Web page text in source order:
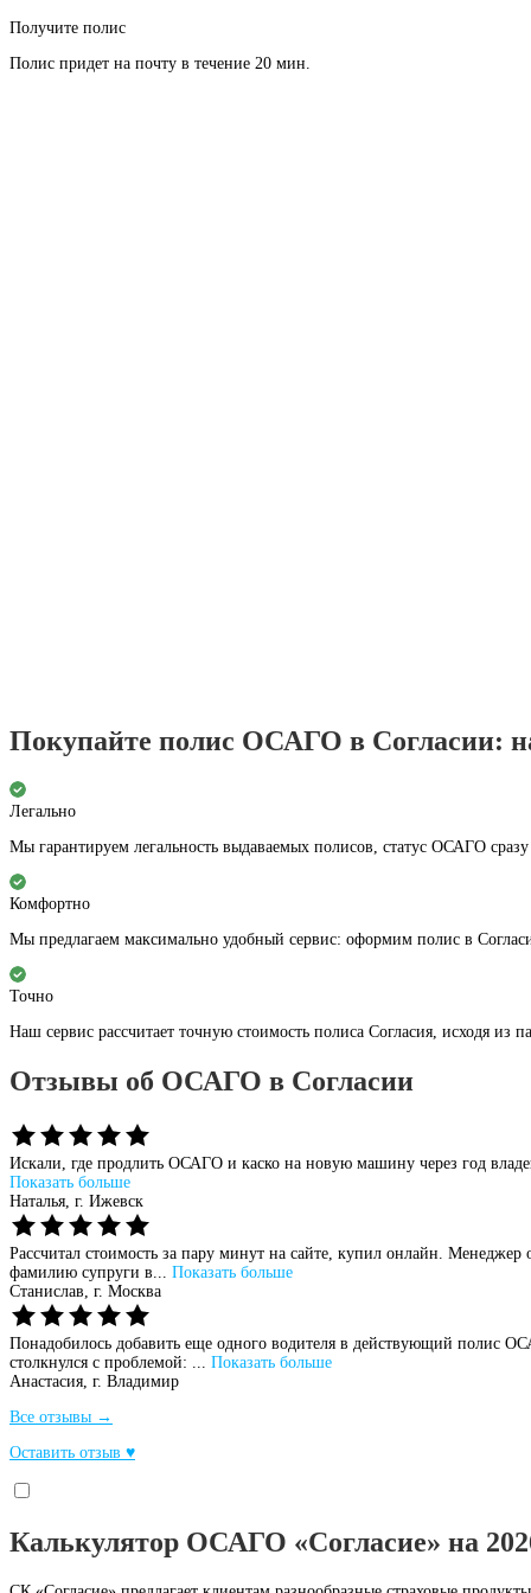
Получите полис
Полис придет на почту в течение 20 мин.
Покупайте полис ОСАГО в Согласии:
Легально
Мы гарантируем легальность выдаваемых полисов, статус ОСАГО сразу
Комфортно
Мы предлагаем максимально удобный сервис: оформим полис в
Точно
Наш сервис рассчитает точную стоимость полиса Согласия, исходя из
Отзывы об ОСАГО в Согласии
Искали, где продлить ОСАГО и каско на новую машину через год
Показать больше
Наталья, г. Ижевск
Рассчитал стоимость за пару минут на сайте, купил онлайн.
фамилию супруги в... Показать больше
Станислав, г. Москва
Понадобилось добавить еще одного водителя в действующий полис
столкнулся с проблемой: ... Показать больше
Анастасия, г. Владимир
Все отзывы →
Оставить отзыв ♥
Калькулятор ОСАГО «Согласие» на